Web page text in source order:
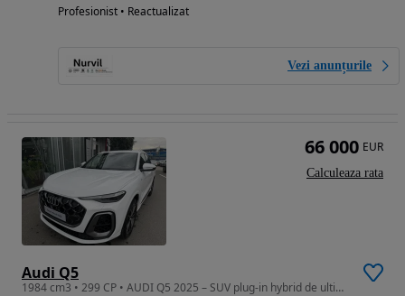
Profesionist • Reactualizat
Vezi anunțurile
Audi Q5
1984 cm3 • 299 CP • AUDI Q5 2025 – SUV plug-in hybrid de ultimă generație
66 000 EUR
Calculeaza rata